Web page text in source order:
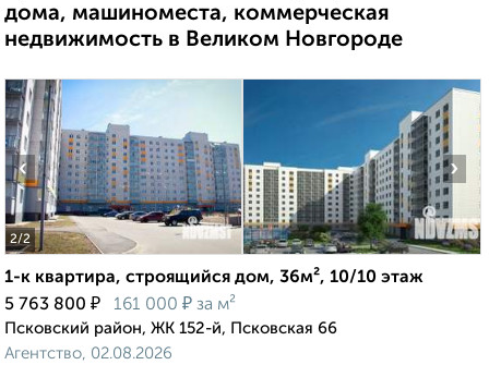
дома, машиноместа, коммерческая
недвижимость в Великом Новгороде
2/2
‹ ›
1-к квартира, строящийся дом, 36м², 10/10 этаж
5 763 800 ₽ 161 000 ₽ за м²
Псковский район, ЖК 152-й, Псковская 66
Агентство, 02.08.2026